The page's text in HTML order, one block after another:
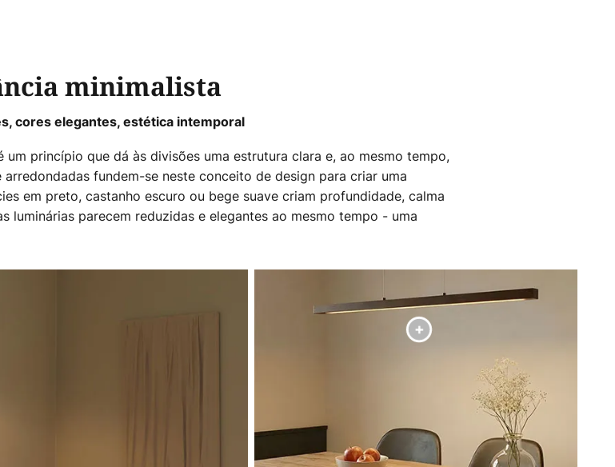
minimalista
cores elegantes, estética intemporal
princípio que dá às divisões uma estrutura clara e, ao mesmo tempo,
fundem-se neste conceito de design para criar uma
em preto, castanho escuro ou bege suave criam profundidade, calma
luminárias parecem reduzidas e elegantes ao mesmo tempo - uma